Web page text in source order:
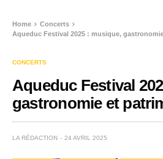
Home
Concerts
Aqueduc Festival 2025 : musique,
CONCERTS
Aqueduc Festival
gastronomie et
LA RÉDACTION 24 AVRIL 2025